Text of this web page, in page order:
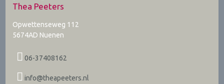
Thea Peeters
Opwettenseweg 112
5674AD Nuenen
06-37408162
info@theapeeters.nl